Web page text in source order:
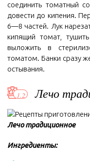
соединить томатный
довести до кипения.
6—8 частей. Лук
кипящий томат,
выложить в
томатом. Банки сразу
остывания.
Лечо
Лечо традиционное
Ингредиенты: